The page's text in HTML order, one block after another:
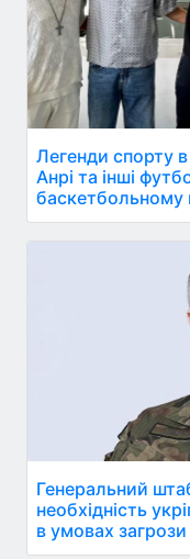
Легенди спорту
Анрі та інші
баскетбольному
Генеральний
необхідність
в умовах загрози